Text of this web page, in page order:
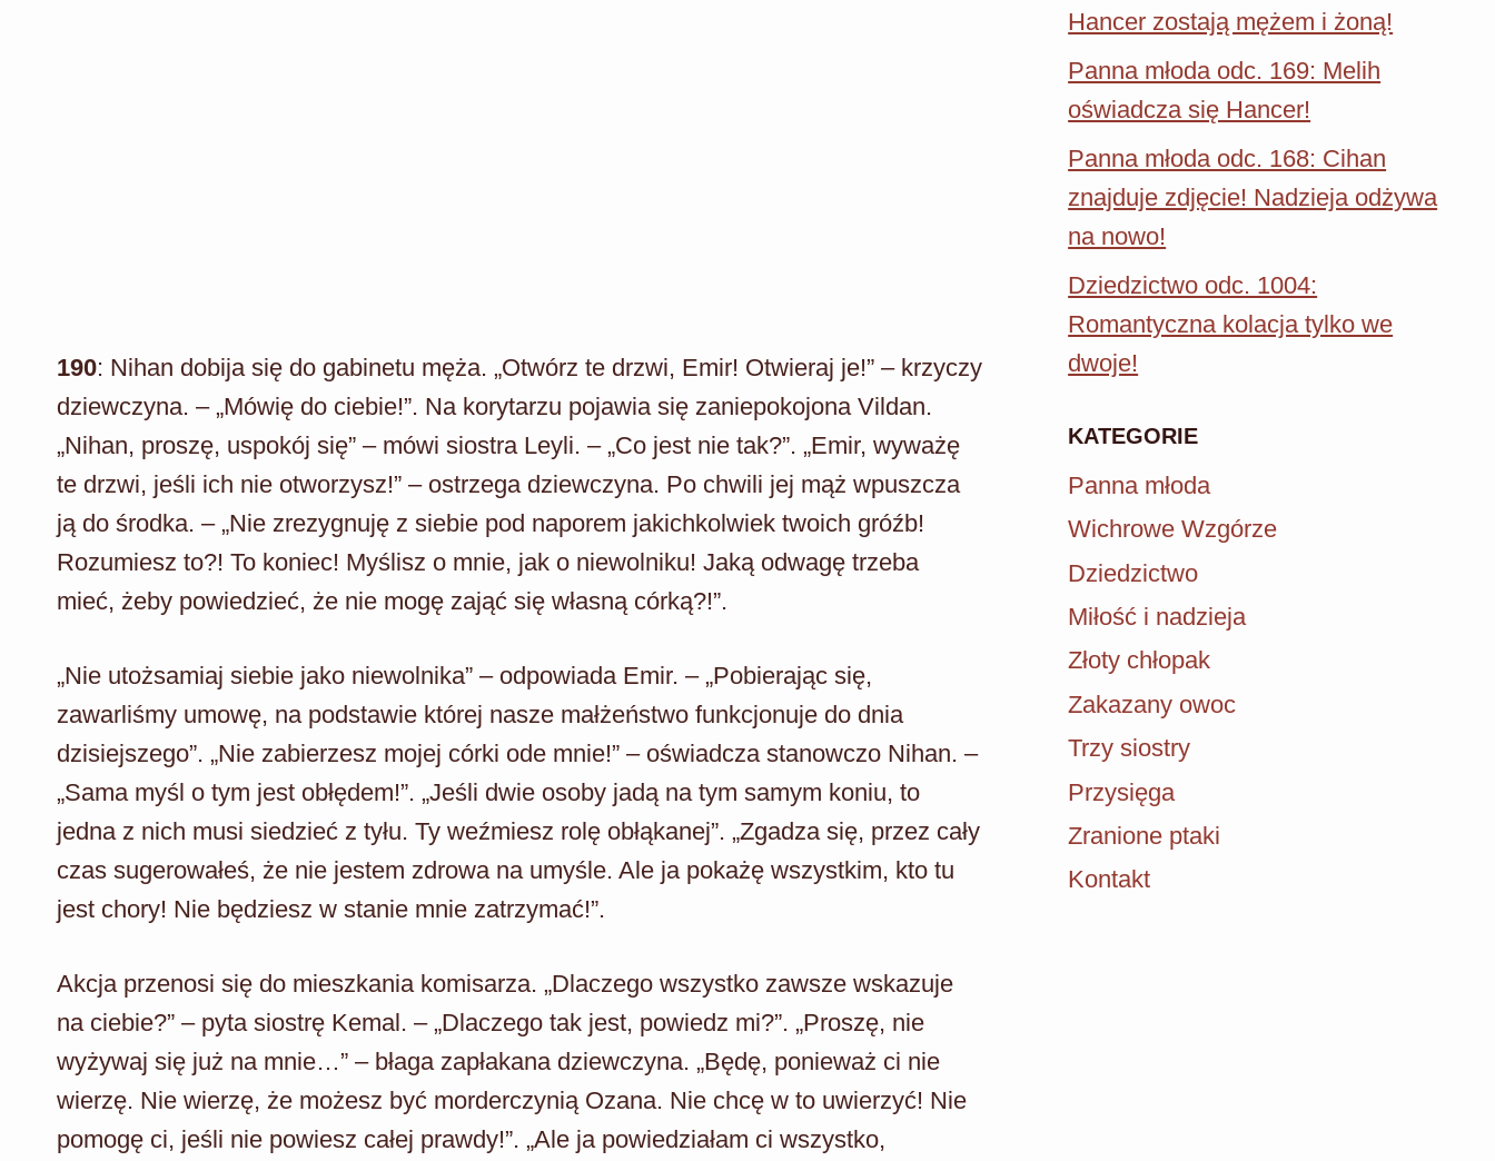
190: Nihan dobija się do gabinetu męża. „Otwórz te drzwi, Emir! Otwieraj je!” – krzyczy
dziewczyna. – „Mówię do ciebie!”. Na korytarzu pojawia się zaniepokojona Vildan.
„Nihan, proszę, uspokój się” – mówi siostra Leyli. – „Co jest nie tak?”. „Emir, wyważę
te drzwi, jeśli ich nie otworzysz!” – ostrzega dziewczyna. Po chwili jej mąż wpuszcza
ją do środka. – „Nie zrezygnuję z siebie pod naporem jakichkolwiek twoich gróźb!
Rozumiesz to?! To koniec! Myślisz o mnie, jak o niewolniku! Jaką odwagę trzeba
mieć, żeby powiedzieć, że nie mogę zająć się własną córką?!”.
„Nie utożsamiaj siebie jako niewolnika” – odpowiada Emir. – „Pobierając się,
zawarliśmy umowę, na podstawie której nasze małżeństwo funkcjonuje do dnia
dzisiejszego”. „Nie zabierzesz mojej córki ode mnie!” – oświadcza stanowczo Nihan. –
„Sama myśl o tym jest obłędem!”. „Jeśli dwie osoby jadą na tym samym koniu, to
jedna z nich musi siedzieć z tyłu. Ty weźmiesz rolę obłąkanej”. „Zgadza się, przez cały
czas sugerowałeś, że nie jestem zdrowa na umyśle. Ale ja pokażę wszystkim, kto tu
jest chory! Nie będziesz w stanie mnie zatrzymać!”.
Akcja przenosi się do mieszkania komisarza. „Dlaczego wszystko zawsze wskazuje
na ciebie?” – pyta siostrę Kemal. – „Dlaczego tak jest, powiedz mi?”. „Proszę, nie
wyżywaj się już na mnie…” – błaga zapłakana dziewczyna. „Będę, ponieważ ci nie
wierzę. Nie wierzę, że możesz być morderczynią Ozana. Nie chcę w to uwierzyć! Nie
pomogę ci, jeśli nie powiesz całej prawdy!”. „Ale ja powiedziałam ci wszystko,
Hancer zostają mężem i żoną!
Panna młoda odc. 169: Melih
oświadcza się Hancer!
Panna młoda odc. 168: Cihan
znajduje zdjęcie! Nadzieja odżywa
na nowo!
Dziedzictwo odc. 1004:
Romantyczna kolacja tylko we
dwoje!
KATEGORIE
Panna młoda
Wichrowe Wzgórze
Dziedzictwo
Miłość i nadzieja
Złoty chłopak
Zakazany owoc
Trzy siostry
Przysięga
Zranione ptaki
Kontakt